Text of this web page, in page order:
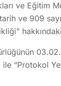
ve Eğitim
ve 909
ile “Protokol